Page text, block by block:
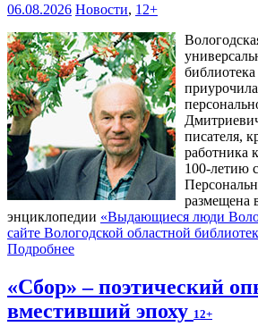
06.08.2026 Новости, 12+
писателя,
работника
100‑летию
размещена
энциклопедии «Выдающиеся люди
сайте Вологодской областной
Подробнее
«Сбор» – поэтический
вместивший эпоху 12+